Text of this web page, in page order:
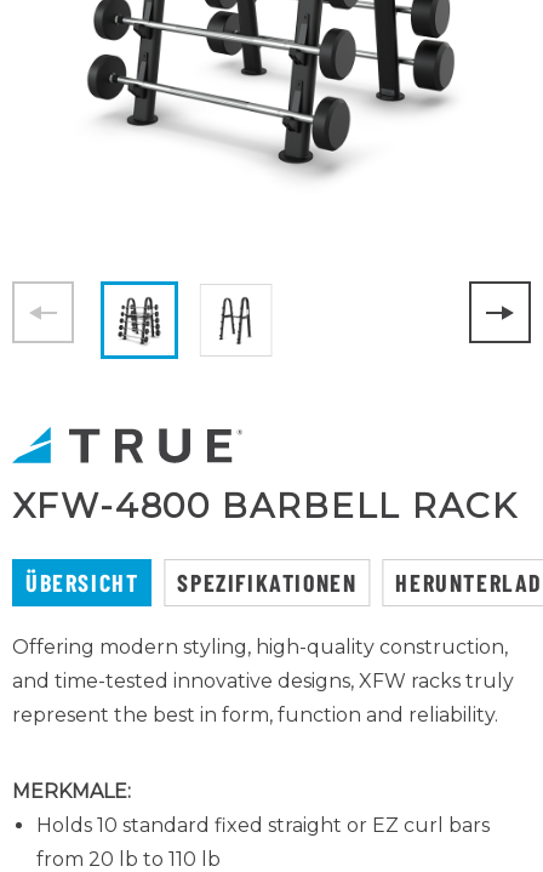
XFW-4800 BARBELL RACK
ÜBERSICHT SPEZIFIKATIONEN
Offering modern styling, high-quality construction,
and time-tested innovative designs, XFW racks truly
represent the best in form, function and reliability.
MERKMALE:
Holds 10 standard fixed straight or EZ curl bars
from 20 lb to 110 lb